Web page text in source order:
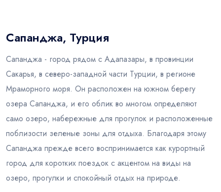
Сапанджа, Турция
Сапанджа - город рядом с Адапазары, в провинции
Сакарья, в северо-западной части Турции, в регионе
Мраморного моря. Он расположен на южном берегу
озера Сапанджа, и его облик во многом определяют
само озеро, набережные для прогулок и расположенные
поблизости зеленые зоны для отдыха. Благодаря этому
Сапанджа прежде всего воспринимается как курортный
город для коротких поездок с акцентом на виды на
озеро, прогулки и спокойный отдых на природе.